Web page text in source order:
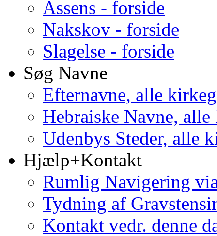
Assens - forside
Nakskov - forside
Slagelse - forside
Søg Navne
Efternavne, alle
Hebraiske Navne,
Udenbys Steder, alle
Hjælp+Kontakt
Rumlig Navigering
Tydning af
Kontakt vedr. denne